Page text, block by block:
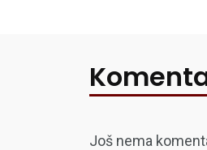
Još nema